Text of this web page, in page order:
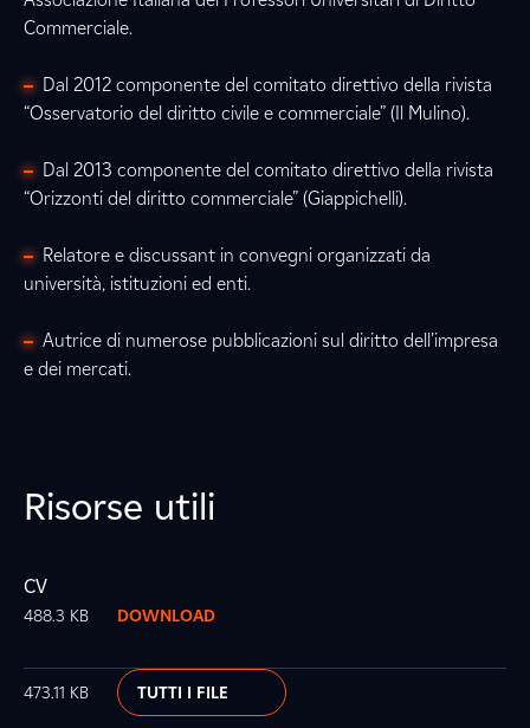
Commerciale.
Dal 2012 componente del comitato direttivo della rivista
“Osservatorio del diritto civile e commerciale” (Il Mulino).
Dal 2013 componente del comitato direttivo della rivista
“Orizzonti del diritto commerciale” (Giappichelli).
Relatore e discussant in convegni organizzati da
università, istituzioni ed enti.
Autrice di numerose pubblicazioni sul diritto dell’impresa
e dei mercati.
Risorse utili
CV
488.3 KB DOWNLOAD
473.11 KB TUTTI I FILE